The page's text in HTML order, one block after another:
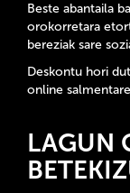
Beste abantaila
orokorretara
bereziak sare
Deskontu hori
online
LAGUN